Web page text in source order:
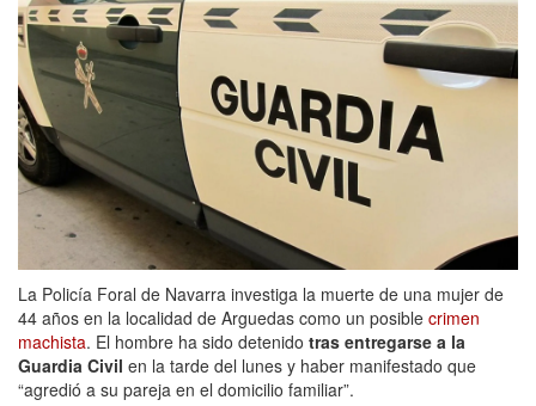
La Policía Foral de Navarra investiga la muerte de una mujer de
44 años en la localidad de Arguedas como un posible crimen
machista. El hombre ha sido detenido tras entregarse a la
Guardia Civil en la tarde del lunes y haber manifestado que
“agredió a su pareja en el domicilio familiar”.